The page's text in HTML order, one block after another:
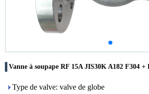
Vanne à soupape RF 15A JIS30K A182 F304 +
Type de valve: valve de globe